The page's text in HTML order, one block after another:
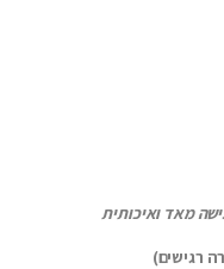
מאד ואיכותית
רגישים)